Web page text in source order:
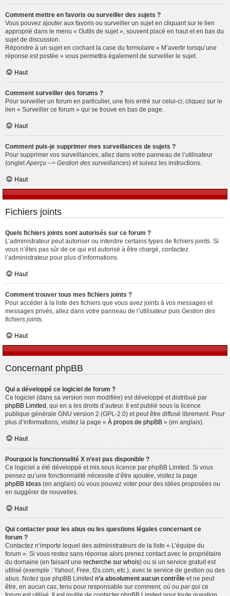
Comment mettre en favoris ou surveiller des sujets ?
Vous pouvez ajouter aux favoris ou surveiller un sujet en cliquant sur le lien
approprié dans le menu « Outils de sujet », souvent placé en haut et en bas du
sujet de discussion.
Répondre à un sujet en cochant la case du formulaire « M’avertir lorsqu’une
réponse est postée » vous permettra également de surveiller le sujet.
Haut
Comment surveiller des forums ?
Pour surveiller un forum en particulier, une fois entré sur celui-ci, cliquez sur le
lien « Surveiller ce forum » qui se trouve en bas de page.
Haut
Comment puis-je supprimer mes surveillances de sujets ?
Pour supprimer vos surveillances, allez dans votre panneau de l’utilisateur
(onglet Aperçu --> Gestion des surveillances) et suivez les instructions.
Haut
Fichiers joints
Quels fichiers joints sont autorisés sur ce forum ?
L’administrateur peut autoriser ou interdire certains types de fichiers joints. Si
vous n’êtes pas sûr de ce qui est autorisé à être chargé, contactez
l’administrateur pour plus d’informations.
Haut
Comment trouver tous mes fichiers joints ?
Pour accéder à la liste des fichiers que vous avez joints à vos messages et
messages privés, allez dans votre panneau de l’utilisateur puis Gestion des
fichiers joints
Haut
Concernant phpBB
Qui a développé ce logiciel de forum ?
Ce logiciel (dans sa version non modifiée) est développé et distribué par
phpBB Limited , qui en a les droits d’auteur. Il est publié sous la licence
publique générale GNU version 2 (GPL-2.0) et peut être diffusé librement. Pour
plus d’informations, visitez la page « À propos de phpBB » (en anglais).
Haut
Pourquoi la fonctionnalité X n’est pas disponible ?
Ce logiciel a été développé et mis sous licence par phpBB Limited. Si vous
pensez qu’une fonctionnalité nécessite d’être ajoutée, visitez la page
phpBB Ideas (en anglais) où vous pouvez voter pour des idées proposées ou
en suggérer de nouvelles.
Haut
Qui contacter pour les abus ou les questions légales concernant ce
forum ?
Contactez n’importe lequel des administrateurs de la liste « L’équipe du
forum ». Si vous restez sans réponse alors prenez contact avec le propriétaire
du domaine (en faisant une recherche sur whois) ou si un service gratuit est
utilisé (exemple : Yahoo!, Free, f2s.com, etc.), avec le service de gestion ou des
abus. Notez que phpBB Limited n’a absolument aucun contrôle et ne peut
être, en aucun cas, tenu pour responsable sur comment, où ou par qui ce